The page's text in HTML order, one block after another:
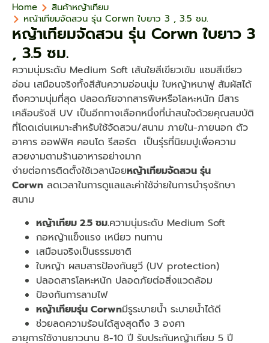
Home
สินค้าหญ้าเทียม
หญ้าเทียมจัดสวน รุ่น Corwn ใบยาว 3 , 3.5 ซม.
หญ้าเทียมจัดสวน รุ่น Corwn ใบยาว 3
, 3.5 ซม.
ความนุ่มระดับ Medium Soft​ เส้นใยสีเขียวเข้ม แซมสีเขียว
อ่อน เสมือนจริงทั้งสีสันความอ่อนนุ่ม ใบหญ้าหนาฟู สัมผัสได้
ถึงความนุ่มที่สุด ปลอดภัยจากสารพิษหรือโลหะหนัก มีสาร
เคลือบรังสี UV เป็นอีกทางเลือกหนึ่งที่น่าสนใจด้วยคุณสมบัติ
ที่โดดเด่นเหมาะสำหรับใช้จัดสวน/สนาม ภายใน-ภายนอก ตัว
อาคาร ออฟฟิศ คอนโด รีสอร์ต เป็นรุ่รที่นิยมปูเพื่อความ
สวยงามตามร้านอาหารอย่างมาก
ง่ายต่อการติดตั้งใช้เวลาน้อยหญ้าเทียมจัดสวน รุ่น
Corwn ลดเวลาในการดูแลและค่าใช้จ่ายในการบำรุงรักษา
สนาม
หญ้าเทียม 2.5 ซม.ความนุ่มระดับ Medium Soft​
กอหญ้าแข็งแรง เหนียว ทนทาน
เสมือนจริงเป็นธรรมชาติ
ใบหญ้า ผสมสารป้องกันยูวี (UV protection)
ปลอดสารโลหะหนัก ปลอดภัยต่อสิ่งแวดล้อม
ป้องกันการลามไฟ
หญ้าเทียมรุ่น Corwnมีรูระบายน้ำ ระบายน้ำได้ดี
ช่วยลดความร้อนได้สูงสุดถึง 3 องศา
อายุการใช้งานยาวนาน 8-10 ปี รับประกันหญ้าเทียม 5 ปี